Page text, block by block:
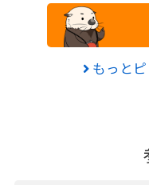
もっと